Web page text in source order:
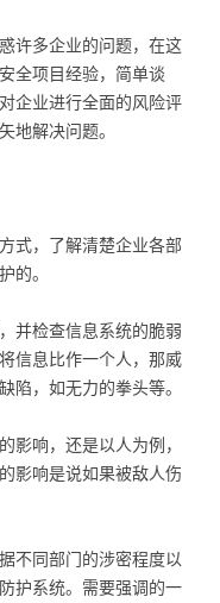
许多企业的问题，在这
全项目经验，简单谈
企业进行全面的风险评
地解决问题。
式，了解清楚企业各部
的。
并检查信息系统的脆弱
信息比作一个人，那威
陷，如无力的拳头等。
影响，还是以人为例，
影响是说如果被敌人伤
不同部门的涉密程度以
护系统。需要强调的一